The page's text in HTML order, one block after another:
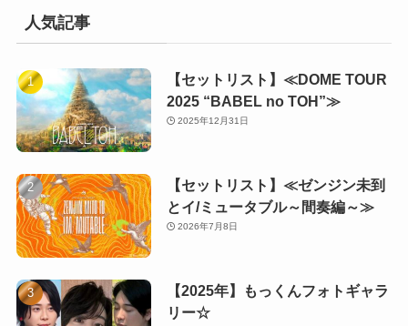
人気記事
【セットリスト】≪DOME TOUR
2025 “BABEL no TOH”≫
2025年12月31日
【セットリスト】≪ゼンジン未到
とイ/ミュータブル～間奏編～≫
2026年7月8日
【2025年】もっくんフォトギャラ
リー☆